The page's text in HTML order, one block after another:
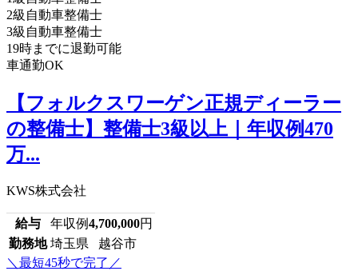
2級自動車整備士
3級自動車整備士
19時までに退勤可能
車通勤OK
【フォルクスワーゲン正規ディーラー
の整備士】整備士3級以上｜年収例470
万...
KWS株式会社
給与 年収例4,700,000円
勤務地 埼玉県 越谷市
＼最短45秒で完了／